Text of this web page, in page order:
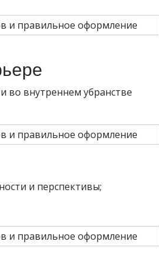
во внутреннем убранстве
и перспективы;